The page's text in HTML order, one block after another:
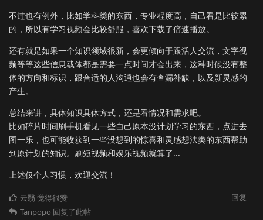
不过也有例外，比如学科类的东西，专业程度高，自己看是比较累
的，所以有学习视频会比较舒服，喜欢下载了倍速播放。
还有就是如果一个知识领域很新，会更倾向于跟活人交流，文字视
频等等这些信息载体都是需要一点时间才会出来，这种时候没有整
体的方向和标识，跟合适的人沟通也会有查漏补缺，以及新灵感的
产生。
总结来讲，具体知识具体方式，还是看情况和需求吧。
比如碎片时间刷手机看见一些自己原本没计划学习的东西，点进去
图一乐，也可能收获到一些没想到的惊喜和灵感想法类的东西帮助
到原计划的知识。刷短视频和娱乐视频就算了...
上述仅个人习惯，欢迎交流！
回复
云翳 觉得很赞
Tanpopo 回复了此帖